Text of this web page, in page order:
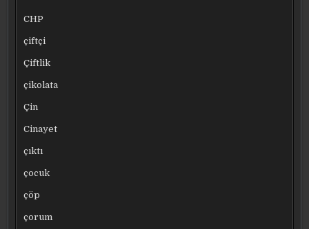
CHP
çiftçi
Çiftlik
çikolata
Çin
Cinayet
çıktı
çocuk
çöp
çorum